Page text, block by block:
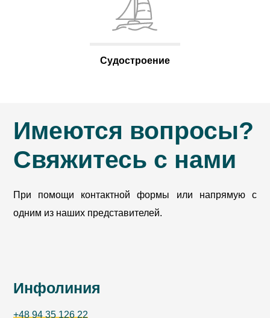
Судостроение
Имеются вопросы?
Свяжитесь с нами
При помощи контактной формы или напрямую с
одним из наших представителей.
Инфолиния
+48 94 35 126 22